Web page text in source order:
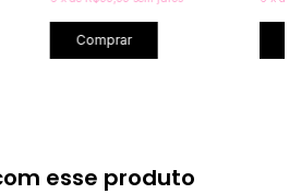
Comprar
esse produto